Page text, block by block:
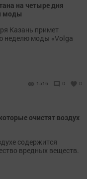
на четыре дня
моды
Казань примет
неделю моды «Volga
1516 0 0
очистят воздух
содержится
вредных веществ.